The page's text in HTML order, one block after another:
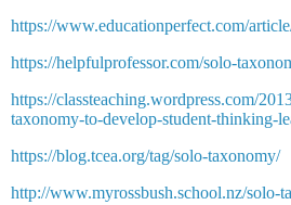
https://www.educationperfect.com/
https://helpfulprofessor.com/solo-
https://classteaching.wordpress.com/
taxonomy-to-develop-student-thinking-
https://blog.tcea.org/tag/solo-taxonomy/
http://www.myrossbush.school.nz/solo-